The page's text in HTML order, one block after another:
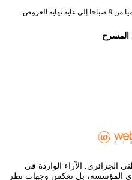
العروض.
المسرح
الآراء الواردة في
المؤسسة، بل تعكس وجهات نظر